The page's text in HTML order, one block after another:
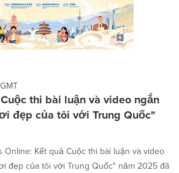
thi bài luận và video ngắn
đẹp của tôi với Trung Quốc"
Online: Kết quả Cuộc thi bài luận và video
đẹp của tôi với Trung Quốc" năm 2025 đã